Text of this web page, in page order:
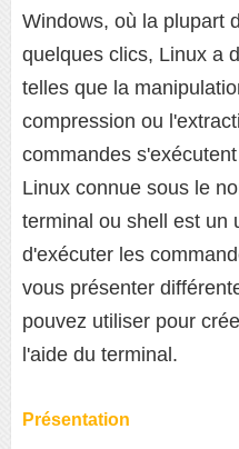
Windows, où la plupart
quelques clics, Linux a
telles que la
compression ou
commandes
Linux connue sous le
terminal ou shell est un
d'exécuter les
vous présenter
pouvez utiliser pour
l'aide du terminal.
Présentation